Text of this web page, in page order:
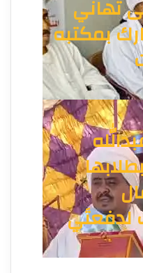
تهاني
بمكتبه
لدفعتَي